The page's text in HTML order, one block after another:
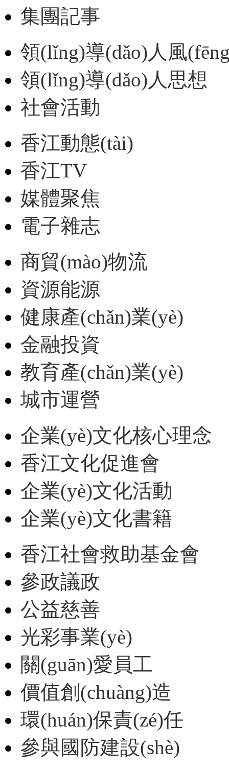
集團記事
領(lǐng)導(dǎo)人風
領(lǐng)導(dǎo)人思想
社會活動
香江動態(tài)
香江TV
媒體聚焦
電子雜志
商貿(mào)物流
資源能源
健康產(chǎn)業(yè)
金融投資
教育產(chǎn)業(yè)
城市運營
企業(yè)文化核心理念
香江文化促進會
企業(yè)文化活動
企業(yè)文化書籍
香江社會救助基金會
參政議政
公益慈善
光彩事業(yè)
關(guān)愛員工
價值創(chuàng)造
環(huán)保責(zé)任
參與國防建設(shè)